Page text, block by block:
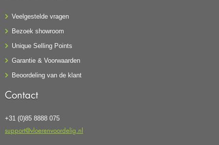
Veelgestelde vragen
Bezoek showroom
Unique Selling Points
Garantie & Voorwaarden
Beoordeling van de klant
Contact
+31 (0)85 8888 075
support@vloerenvoordelig.nl